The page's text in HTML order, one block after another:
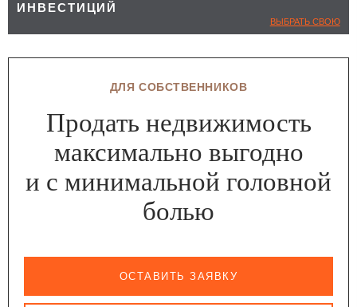
ИНВЕСТИЦИЙ
ВЫБРАТЬ СВОЮ
ДЛЯ СОБСТВЕННИКОВ
Продать недвижимость
максимально выгодно
и с минимальной головной
болью
ОСТАВИТЬ ЗАЯВКУ